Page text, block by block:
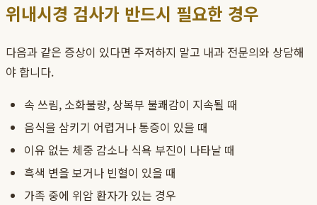
위내시경 검사가 반드시 필요한 경우
다음과 같은 증상이 있다면 주저하지 말고 내과 전문의와 상담해
야 합니다.
속 쓰림, 소화불량, 상복부 불쾌감이 지속될 때
음식을 삼키기 어렵거나 통증이 있을 때
이유 없는 체중 감소나 식욕 부진이 나타날 때
흑색 변을 보거나 빈혈이 있을 때
가족 중에 위암 환자가 있는 경우